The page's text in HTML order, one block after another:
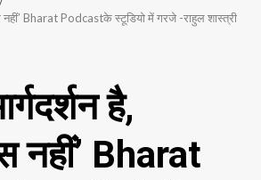
नहीं’ Bharat Podcastके स्टूडियो में गरजे -राहुल शास्त्री
है,
नहीं’ Bharat